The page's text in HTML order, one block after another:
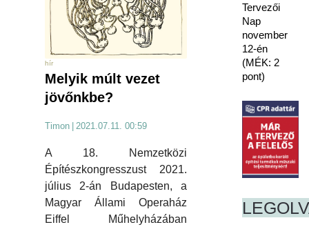
hír
Melyik múlt vezet
jövőnkbe?
Timon | 2021.07.11. 00:59
A 18. Nemzetközi
Építészkongresszust 2021.
július 2-án Budapesten, a
Magyar Állami Operaház
Eiffel Műhelyházában
Tervezői
Nap
november
12-én
(MÉK: 2
pont)